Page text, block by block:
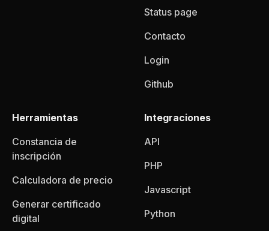
Status page
Contacto
Login
Github
Herramientas
Constancia de
inscripción
Calculadora de precio
Generar certificado
digital
Integraciones
API
PHP
Javascript
Python